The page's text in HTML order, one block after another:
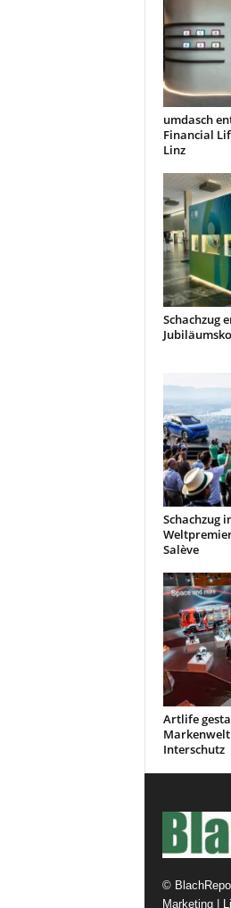
umdasch
Financial
Linz
Schachzug
Schachzug
Salève
Artlife
Interschutz
©
Marketing |